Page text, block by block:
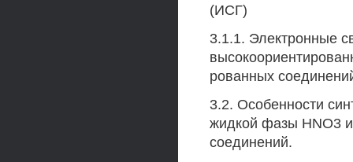
(ИСГ)
3.1.1. Электронные
рованных
3.2. Особенности
жидкой фазы HNO3 и
соединений.